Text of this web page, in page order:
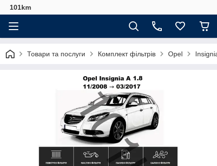
101km
Товари та послуги Комплект фільтрів Opel